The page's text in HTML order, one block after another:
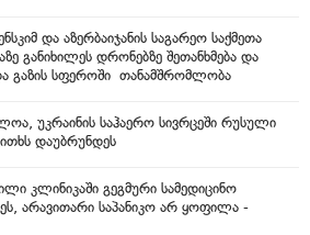
და აზერბაიჯანის საგარეო საქმეთა
განიხილეს დრონებზე შეთანხმება და
გაზის სფეროში თანამშრომლობა
უკრაინის საჰაერო სივრცეში რუსული
დაუბრუნდეს
კლინიკაში გეგმური სამედიცინო
არავითარი საპანიკო არ ყოფილა -